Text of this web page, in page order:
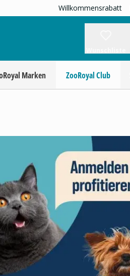
Willkommensrabatt
Marken ZooRoyal Club